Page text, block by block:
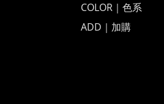
COLOR｜色系
ADD｜加購